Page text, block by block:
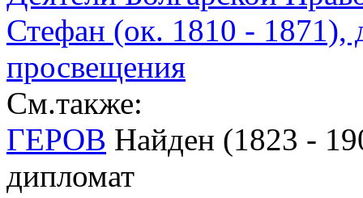
Стефан (ок. 1810 - 1871),
просвещения
См.также:
ГЕРОВ Найден (1823 -
дипломат